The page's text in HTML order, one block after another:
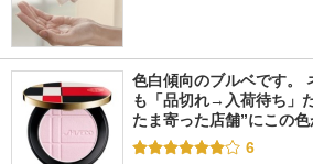
色白傾向のブルベです。
も「品切れ→入荷待ち」
たま寄った店舗”にこの
6